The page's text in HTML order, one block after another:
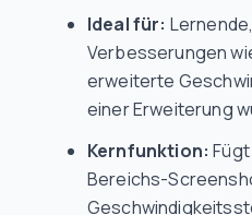
Ideal für:
Verbesserungen
erweiterte
einer Erweiterung
Kernfunktion:
Bereichs-